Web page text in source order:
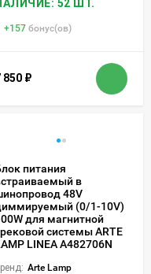
52 ШТ.
+157 бонус(ов)
850 ₽
питания
в
48V
(0/1-10V)
для магнитной
системы ARTE
LINEA A482706N
Arte Lamp